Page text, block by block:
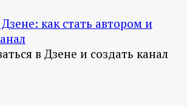
как стать автором и
в Дзене и создать канал